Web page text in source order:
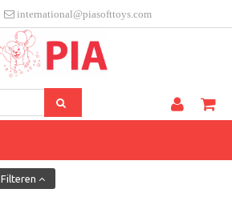
international@piasofttoys.com
Klantenfeedback
BE/NL
Filteren